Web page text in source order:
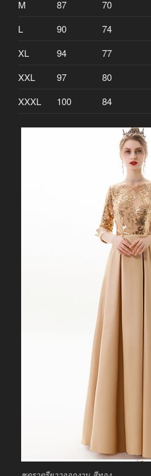
M
87 70
L
90 74
XL
94 77
XXL
97 80
XXXL
100 84